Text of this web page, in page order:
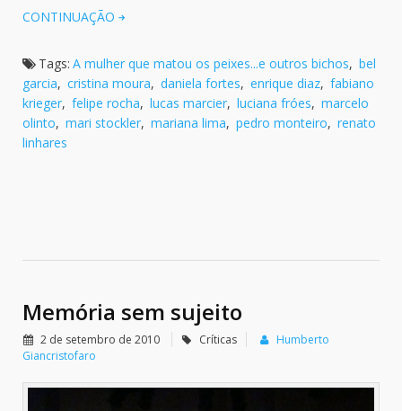
CONTINUAÇÃO
Tags: A mulher que matou os peixes...e outros bichos, bel
garcia, cristina moura, daniela fortes, enrique diaz, fabiano
krieger, felipe rocha, lucas marcier, luciana fróes, marcelo
olinto, mari stockler, mariana lima, pedro monteiro, renato
linhares
Memória sem sujeito
2 de setembro de 2010 Críticas
Humberto
Giancristofaro